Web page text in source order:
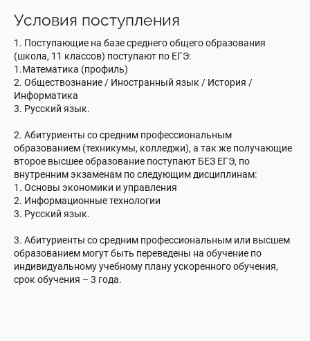
Условия поступления
1. Поступающие на базе среднего общего образования
(школа, 11 классов) поступают по ЕГЭ:
1.Математика (профиль)
2. Обществознание / Иностранный язык / История /
Информатика
3. Русский язык.
2. Абитуриенты со средним профессиональным
образованием (техникумы, колледжи), а так же получающие
второе высшее образование поступают БЕЗ ЕГЭ, по
внутренним экзаменам по следующим дисциплинам:
1. Основы экономики и управления
2. Информационные технологии
3. Русский язык.
3. Абитуриенты со средним профессиональным или высшем
образованием могут быть переведены на обучение по
индивидуальному учебному плану ускоренного обучения,
срок обучения – 3 года.